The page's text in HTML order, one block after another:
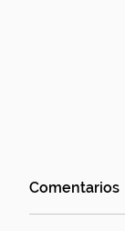
Comentarios